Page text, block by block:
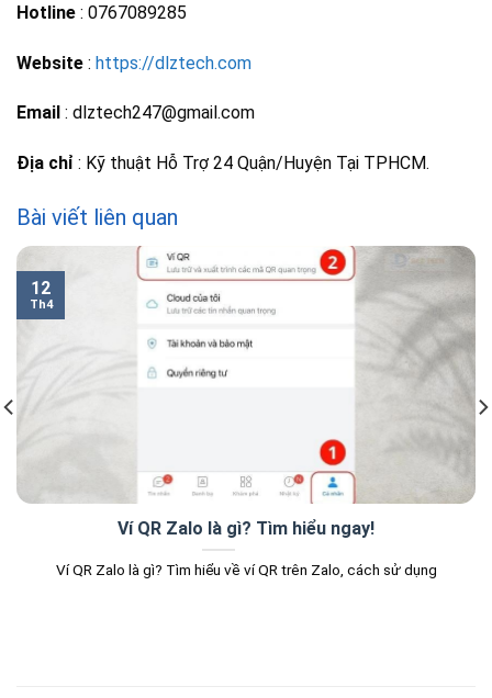
Hotline : 0767089285
Website : https://dlztech.com
Email : dlztech247@gmail.com
Địa chỉ : Kỹ thuật Hỗ Trợ 24 Quận/Huyện Tại TPHCM.
Bài viết liên quan
Ví QR Zalo là gì? Tìm hiểu ngay!
Ví QR Zalo là gì? Tìm hiểu về ví QR trên Zalo, cách sử dụng
12
Th4